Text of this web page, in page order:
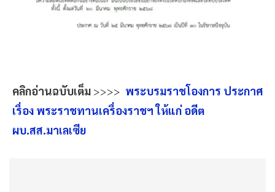
คลิกอ่านฉบับเต็ม >>>> พระบรมราชโองการ ประกาศ
เรื่อง พระราชทานเครื่องราชฯ ให้แก่ อดีต
ผบ.สส.มาเลเซีย